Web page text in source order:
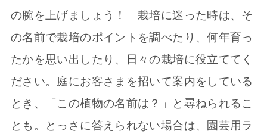
の腕を上げましょう！ 栽培に迷った時は、そ
の名前で栽培のポイントを調べたり、何年育っ
たかを思い出したり、日々の栽培に役立ててく
ださい。庭にお客さまを招いて案内をしている
とき、「この植物の名前は？」と尋ねられるこ
とも。とっさに答えられない場合は、園芸用ラ